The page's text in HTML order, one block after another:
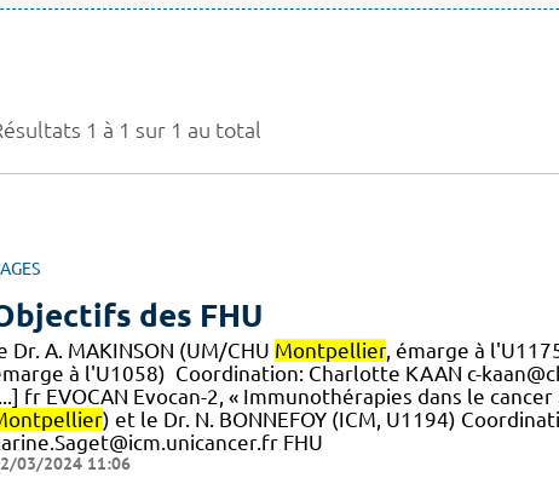
1 à 1 sur 1 au total
des FHU
Dr. A. MAKINSON (UM/CHU Montpellier, émarge à
à l'U1058) ​ Coordination: Charlotte KAAN c-
fr EVOCAN Evocan-2, « Immunothérapies dans le
) et le Dr. N. BONNEFOY (ICM, U1194)
FHU
03/2024 11:06